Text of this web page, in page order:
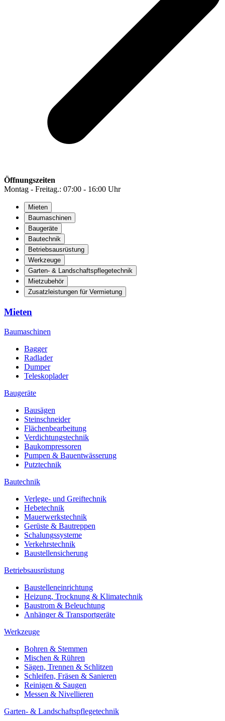
Öffnungszeiten
Montag - Freitag.: 07:00 - 16:00 Uhr
Mieten
Baumaschinen
Baugeräte
Bautechnik
Betriebsausrüstung
Werkzeuge
Garten- & Landschaftspflegetechnik
Mietzubehör
Zusatzleistungen für Vermietung
Mieten
Baumaschinen
Bagger
Radlader
Dumper
Teleskoplader
Baugeräte
Bausägen
Steinschneider
Flächenbearbeitung
Verdichtungstechnik
Baukompressoren
Pumpen & Bauentwässerung
Putztechnik
Bautechnik
Verlege- und Greiftechnik
Hebetechnik
Mauerwerkstechnik
Gerüste & Bautreppen
Schalungssysteme
Verkehrstechnik
Baustellensicherung
Betriebsausrüstung
Baustelleneinrichtung
Heizung, Trocknung & Klimatechnik
Baustrom & Beleuchtung
Anhänger & Transportgeräte
Werkzeuge
Bohren & Stemmen
Mischen & Rühren
Sägen, Trennen & Schlitzen
Schleifen, Fräsen & Sanieren
Reinigen & Saugen
Messen & Nivellieren
Garten- & Landschaftspflegetechnik